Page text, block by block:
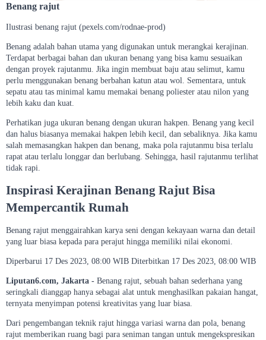
Benang rajut
Ilustrasi benang rajut (pexels.com/rodnae-prod)
Benang adalah bahan utama yang digunakan untuk merangkai kerajinan.
Terdapat berbagai bahan dan ukuran benang yang bisa kamu sesuaikan
dengan proyek rajutanmu. Jika ingin membuat baju atau selimut, kamu
perlu menggunakan benang berbahan katun atau wol. Sementara, untuk
sepatu atau tas minimal kamu memakai benang poliester atau nilon yang
lebih kaku dan kuat.
Perhatikan juga ukuran benang dengan ukuran hakpen. Benang yang kecil
dan halus biasanya memakai hakpen lebih kecil, dan sebaliknya. Jika kamu
salah memasangkan hakpen dan benang, maka pola rajutanmu bisa terlalu
rapat atau terlalu longgar dan berlubang. Sehingga, hasil rajutanmu terlihat
tidak rapi.
Inspirasi Kerajinan Benang Rajut Bisa
Mempercantik Rumah
Benang rajut menggairahkan karya seni dengan kekayaan warna dan detail
yang luar biasa kepada para perajut hingga memiliki nilai ekonomi.
Diperbarui 17 Des 2023, 08:00 WIB Diterbitkan 17 Des 2023, 08:00 WIB
Liputan6.com, Jakarta - Benang rajut, sebuah bahan sederhana yang
seringkali dianggap hanya sebagai alat untuk menghasilkan pakaian hangat,
ternyata menyimpan potensi kreativitas yang luar biasa.
Dari pengembangan teknik rajut hingga variasi warna dan pola, benang
rajut memberikan ruang bagi para seniman tangan untuk mengekspresikan